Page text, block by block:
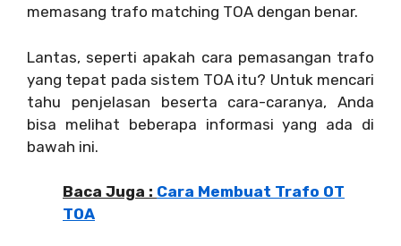
memasang trafo matching TOA dengan benar.
Lantas, seperti apakah cara pemasangan trafo
yang tepat pada sistem TOA itu? Untuk mencari
tahu penjelasan beserta cara-caranya, Anda
bisa melihat beberapa informasi yang ada di
bawah ini.
Baca Juga : Cara Membuat Trafo OT
TOA